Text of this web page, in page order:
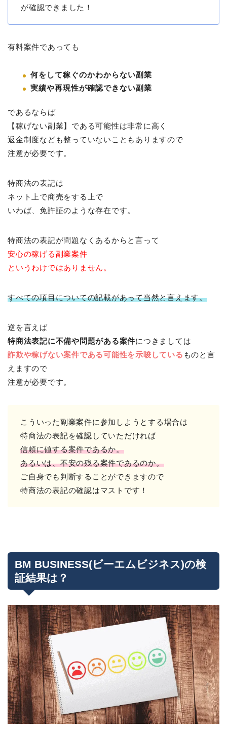
が確認できました！
有料案件であっても
何をして稼ぐのかわからない副業
実績や再現性が確認できない副業
であるならば
【稼げない副業】である可能性は非常に高く
返金制度なども整っていないこともありますので
注意が必要です。
特商法の表記は
ネット上で商売をする上で
いわば、免許証のような存在です。
特商法の表記が問題なくあるからと言って
安心の稼げる副業案件
というわけではありません。
すべての項目についての記載があって当然と言えます。
逆を言えば
特商法表記に不備や問題がある案件につきましては
詐欺や稼げない案件である可能性を示唆している ものと言
えますので
注意が必要です。
こういった副業案件に参加しようとする場合は
特商法の表記を確認していただければ
信頼に値する案件であるか。
あるいは、不安の残る案件であるのか。
ご自身でも判断することができますので
特商法の表記の確認はマストです！
BM BUSINESS(ビーエムビジネス)の検
証結果は？